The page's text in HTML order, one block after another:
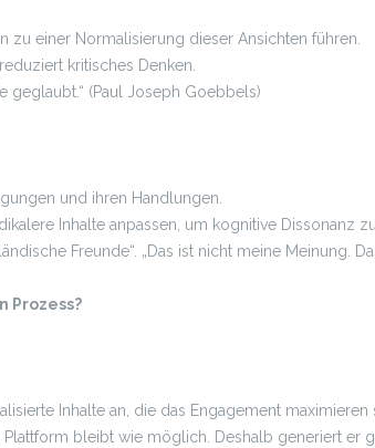
zu einer Normalisierung dieser Ansichten führen.
kritisches Denken.
geglaubt.“ (Paul Joseph Goebbels)
und ihren Handlungen.
Inhalte anpassen, um kognitive Dissonanz
Freunde“. „Das ist nicht meine Meinung.
Prozess?
Inhalte an, die das Engagement maximieren
bleibt wie möglich. Deshalb generiert er